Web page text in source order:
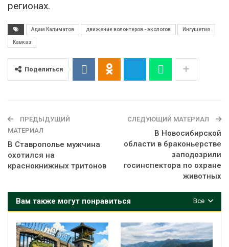
регионах.
Адам Калиматов движение волонтеров - экологов Ингушетия
Кавказ
Поделиться
ПРЕДЫДУЩИЙ
МАТЕРИАЛ
В Ставрополье мужчина
охотился на
краснокнижных тритонов
СЛЕДУЮЩИЙ МАТЕРИАЛ
В Новосибирской
области в браконьерстве
заподозрили
госинспектора по охране
животных
Все
Вам также могут понравиться